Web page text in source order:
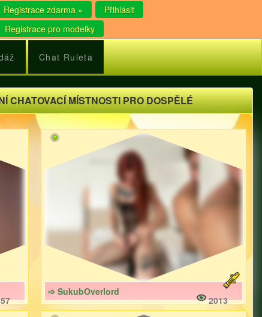
Registrace zdarma »
Přihlásit
Registrace pro modelky
Chat Ruleta
CHATOVACÍ MÍSTNOSTI PRO DOSPĚLÉ
➩ SukubOverlord
2013